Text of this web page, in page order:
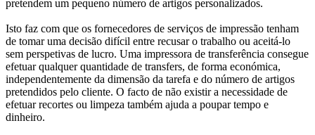
pretendem um pequeno número de artigos personalizados.
Isto faz com que os fornecedores de serviços de impressão tenham
de tomar uma decisão difícil entre recusar o trabalho ou aceitá-lo
sem perspetivas de lucro. Uma impressora de transferência consegue
efetuar qualquer quantidade de transfers, de forma económica,
independentemente da dimensão da tarefa e do número de artigos
pretendidos pelo cliente. O facto de não existir a necessidade de
efetuar recortes ou limpeza também ajuda a poupar tempo e
dinheiro.